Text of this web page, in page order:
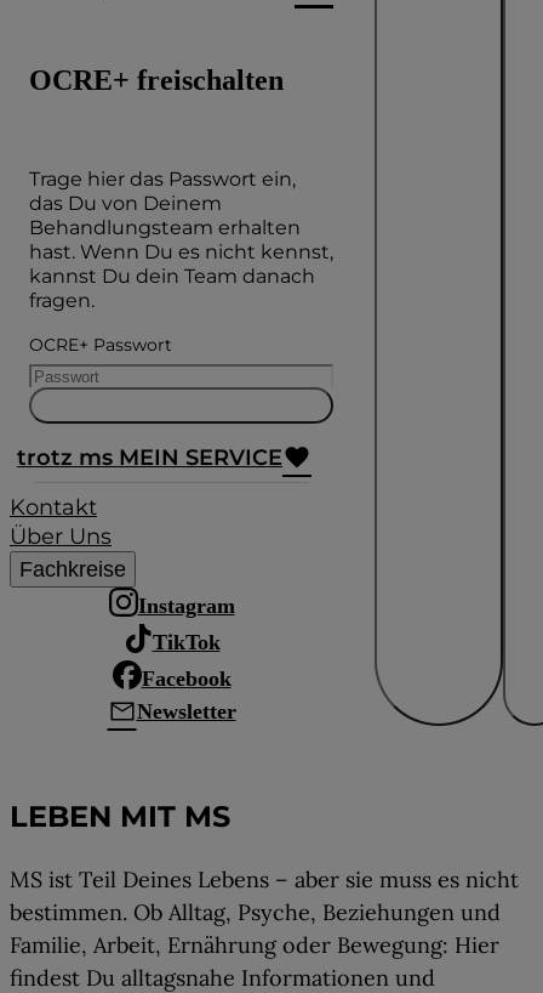
OCRE+ freischalten
Trage hier das Passwort ein,
das Du von Deinem
Behandlungsteam erhalten
hast. Wenn Du es nicht kennst,
kannst Du dein Team danach
fragen.
OCRE+ Passwort
trotz ms MEIN SERVICE
Kontakt
Über Uns
Fachkreise
Instagram
TikTok
Facebook
mailNewsletter
Leben mit MS
LEBEN MIT MS
MS ist Teil Deines Lebens – aber sie muss es nicht
bestimmen. Ob Alltag, Psyche, Beziehungen und
Familie, Arbeit, Ernährung oder Bewegung: Hier
findest Du alltagsnahe Informationen und